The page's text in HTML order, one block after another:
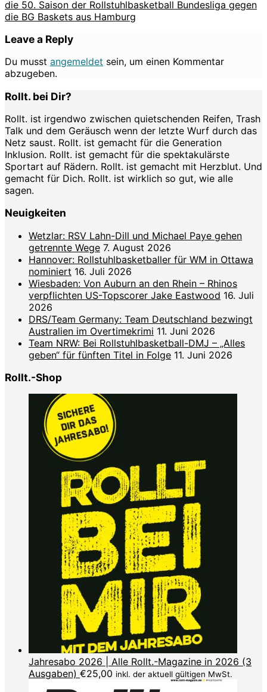
die 50. Saison der Rollstuhlbasketball Bundesliga gegen
die BG Baskets aus Hamburg
Leave a Reply
Du musst angemeldet sein, um einen Kommentar
abzugeben.
Rollt. bei Dir?
Rollt. ist irgendwo zwischen quietschenden Reifen, Trash
Talk und dem Geräusch wenn der letzte Wurf durch das
Netz saust. Rollt. ist gemacht für die Generation
Inklusion. Rollt. ist gemacht für die spektakulärste
Sportart auf Rädern. Rollt. ist gemacht mit Herzblut. Und
gemacht für Dich. Rollt. ist wirklich so gut, wie alle
sagen.
Neuigkeiten
Wetzlar: RSV Lahn-Dill und Michael Paye gehen
getrennte Wege 7. August 2026
Hannover: Rollstuhlbasketballer für WM in Ottawa
nominiert 16. Juli 2026
Wiesbaden: Von Auburn an den Rhein – Rhinos
verpflichten US-Topscorer Jake Eastwood 16. Juli
2026
DRS/Team Germany: Team Deutschland bezwingt
Australien im Overtimekrimi 11. Juni 2026
Team NRW: Bei Rollstuhlbasketball-DMJ – „Alles
geben“ für fünften Titel in Folge 11. Juni 2026
Rollt.-Shop
Jahresabo 2026 | Alle Rollt.-Magazine in 2026 (3
Ausgaben) €25,00 inkl. der aktuell gültigen MwSt.